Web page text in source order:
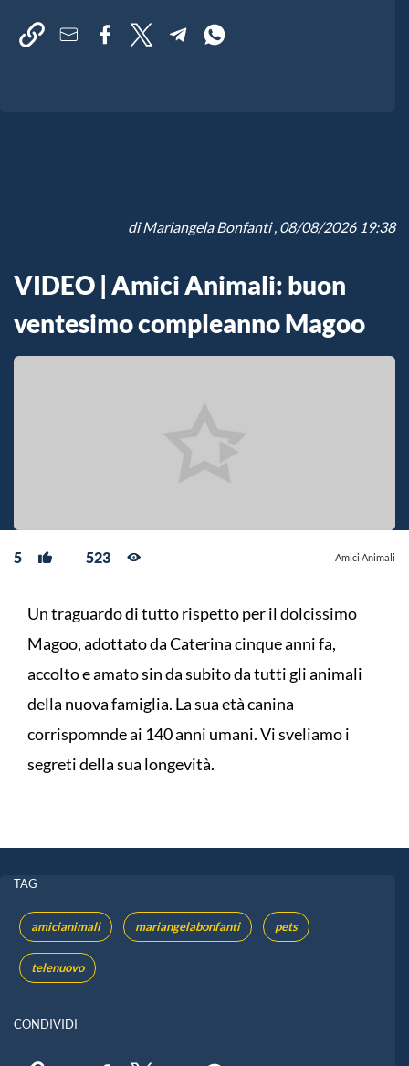
diMariangela Bonfanti, 08/08/2026 19:38
VIDEO | Amici Animali: buon
ventesimo compleanno Magoo
5 523 Amici Animali
Un traguardo di tutto rispetto per il dolcissimo
Magoo, adottato da Caterina cinque anni fa,
accolto e amato sin da subito da tutti gli animali
della nuova famiglia. La sua età canina
corrispomnde ai 140 anni umani. Vi sveliamo i
segreti della sua longevità.
TAG
amicianimali mariangelabonfanti pets
telenuovo
CONDIVIDI